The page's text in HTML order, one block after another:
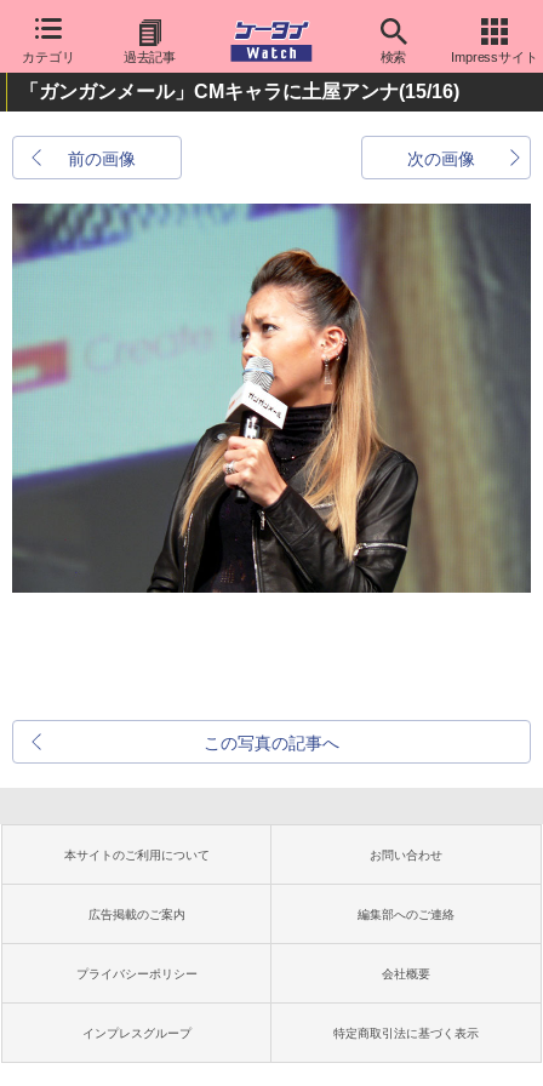
カテゴリ 過去記事 検索 Impressサイト
「ガンガンメール」CMキャラに土屋アンナ(15/16)
前の画像 次の画像
この写真の記事へ
本サイトのご利用について お問い合わせ
広告掲載のご案内 編集部へのご連絡
プライバシーポリシー 会社概要
インプレスグループ 特定商取引法に基づく表示